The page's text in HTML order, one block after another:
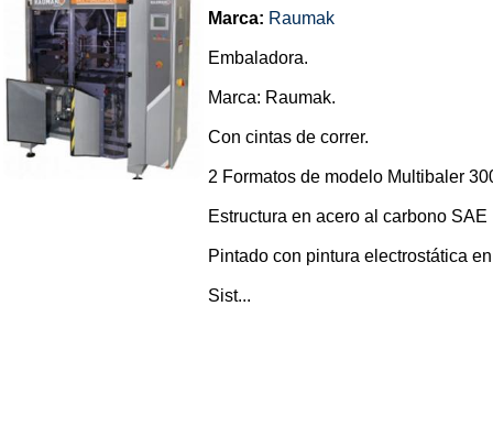
Marca: Raumak
Embaladora.
Marca: Raumak.
Con cintas de correr.
2 Formatos de modelo Multibaler
Estructura en acero al carbono
Pintado con pintura electrostática
Sist...